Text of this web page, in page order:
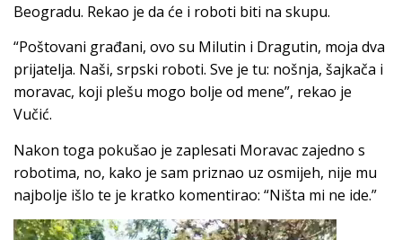
Beogradu. Rekao je da će i roboti biti na skupu.
“Poštovani građani, ovo su Milutin i Dragutin, moja dva
prijatelja. Naši, srpski roboti. Sve je tu: nošnja, šajkača i
moravac, koji plešu mogo bolje od mene”, rekao je
Vučić.
Nakon toga pokušao je zaplesati Moravac zajedno s
robotima, no, kako je sam priznao uz osmijeh, nije mu
najbolje išlo te je kratko komentirao: “Ništa mi ne ide.”
Video